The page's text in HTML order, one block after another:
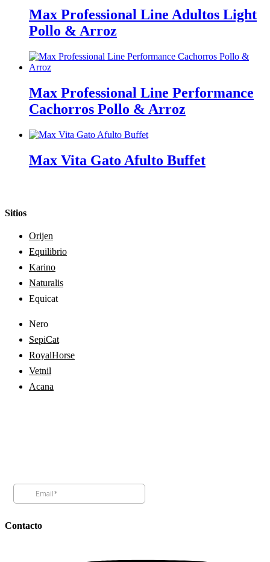
Max Professional Line Adultos Light
Pollo & Arroz
Max Professional Line Performance
Cachorros Pollo & Arroz
Max Vita Gato Afulto Buffet
Sitios
Orijen
Equilibrio
Karino
Naturalis
Equicat
Nero
SepiCat
RoyalHorse
Vetnil
Acana
Contacto